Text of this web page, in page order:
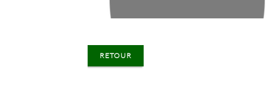
RETOUR